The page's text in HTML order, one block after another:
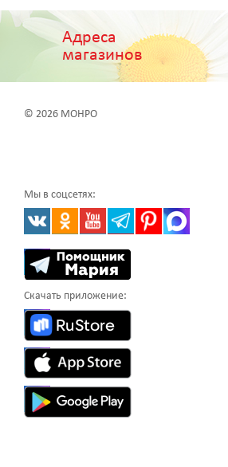
Адреса
магазинов
© 2026 МОНРО
Мы в соцсетях:
Скачать приложение: